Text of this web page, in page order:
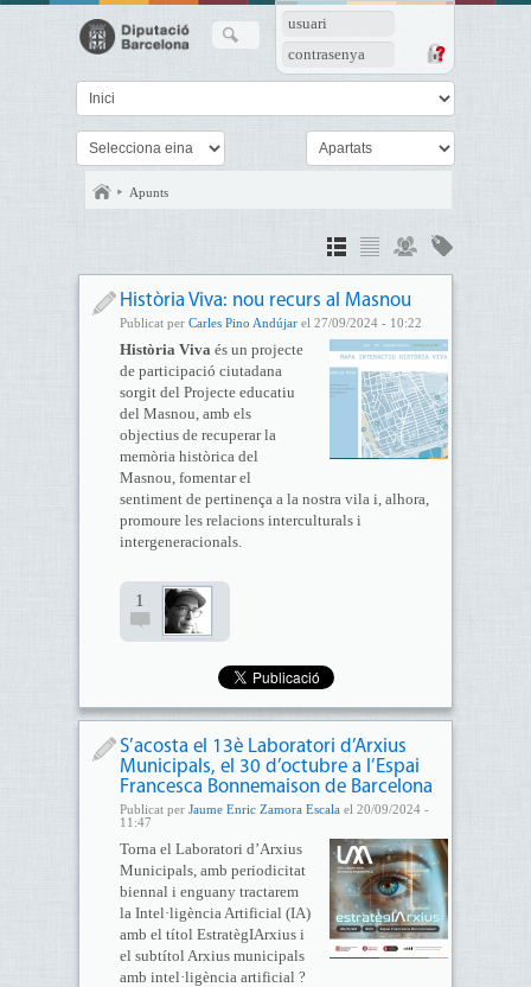
usuari
contrasenya
Apunts
Història Viva: nou recurs al Masnou
Publicat per Carles Pino Andújarel 27/09/2024 - 10:22
Història Vivaés un projecte
de participació ciutadana
sorgit del Projecte educatiu
del Masnou, amb els
objectius de recuperar la
memòria històrica del
Masnou, fomentar el
sentiment de pertinença a la nostra vila i, alhora,
promoure les relacions interculturals i
intergeneracionals.
1
S’acosta el 13è Laboratori d’Arxius
Municipals, el 30 d’octubre a l’Espai
Francesca Bonnemaison de Barcelona
Publicat per Jaume Enric Zamora Escalael 20/09/2024 -
11:47
Torna el Laboratori d’Arxius
Municipals, amb periodicitat
biennal i enguany tractarem
la Intel·ligència Artificial (IA)
amb el títol EstratègIArxius i
el subtítol Arxius municipals
amb intel·ligència artificial ?